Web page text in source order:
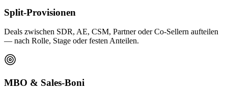
Split-Provisionen
Deals zwischen SDR, AE, CSM, Partner oder Co-Sellern aufteilen
— nach Rolle, Stage oder festen Anteilen.
MBO & Sales-Boni